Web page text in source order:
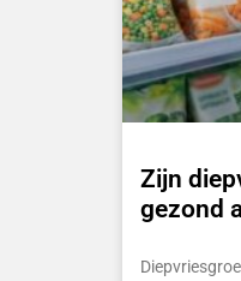
Zijn
gezond